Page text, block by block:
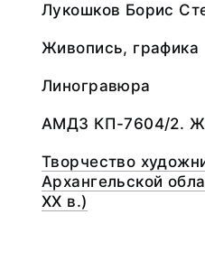
Лукошков Борис
Живопись, графика
Линогравюра
АМДЗ КП-7604/2.
Творчество
Архангельской
XX в.)